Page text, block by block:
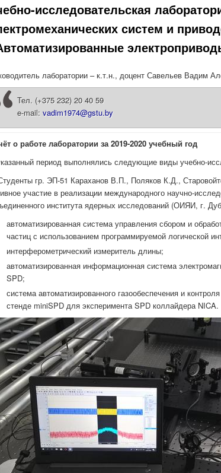
исследовательская
систем и
лаборатории – к.т.н., доцент Савельев Вадим
Тел. (+375 232) 20 40 59
e-mail:vadim1974@gstu.by
о работе лаборатории за 2019-2020 учебный год
период выполнялись следующие виды учебно-
гр. ЭП-51 Караханов В.П., Поляков К.Д.,
участие в реализации международного научно-
института ядерных исследований (ОИЯИ, г.
автоматизированная система управления сбором и
частиц с использованием программируемой логической
интерферометрический измеритель длины;
автоматизированная информационная система
SPD;
система автоматизированного газообеспечения и
стенде miniSPD для эксперимента SPD коллайдера NICA.